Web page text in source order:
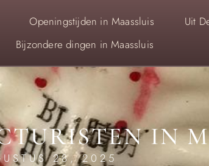
Openingstijden in Maassluis
Uit
Bijzondere dingen in Maassluis
IN
28, 2025